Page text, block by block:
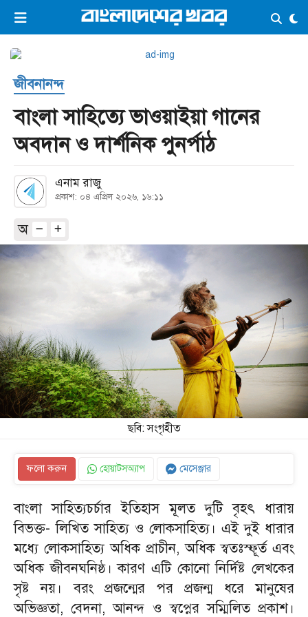
ভিডিও ই-পেপার লগইন ×
প্রচ্ছদ
সর্বশেষ
সব বিভাগ
আর্কাইভ
কনভার্টার
জীবনানন্দ
বাংলা সাহিত্যে ভাওয়াইয়া গানের
অবদান ও দার্শনিক পুনর্পাঠ
এনাম রাজু
প্রকাশ: ০৪ এপ্রিল ২০২৬, ১৬:১১
অ
ছবি: সংগৃহীত
ফলো করুন হোয়াটসঅ্যাপ মেসেঞ্জার
বাংলা সাহিত্যচর্চার ইতিহাস মূলত দুটি বৃহৎ ধারায়
বিভক্ত- লিখিত সাহিত্য ও লোকসাহিত্য। এই দুই ধারার
মধ্যে লোকসাহিত্য অধিক প্রাচীন, অধিক স্বতঃস্ফূর্ত এবং
অধিক জীবনঘনিষ্ঠ। কারণ এটি কোনো নির্দিষ্ট লেখকের
সৃষ্ট নয়। বরং প্রজন্মের পর প্রজন্ম ধরে মানুষের
অভিজ্ঞতা, বেদনা, আনন্দ ও স্বপ্নের সম্মিলিত প্রকাশ।